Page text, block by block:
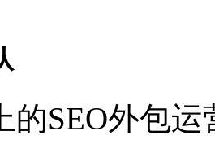
的SEO外包运